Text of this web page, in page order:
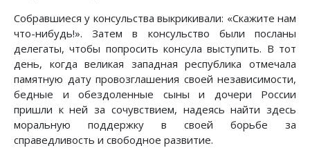
Собравшиеся у консульства выкрикивали: «Скажите нам
что-нибудь!». Затем в консульство были посланы
делегаты, чтобы попросить консула выступить. В тот
день, когда великая западная республика отмечала
памятную дату провозглашения своей независимости,
бедные и обездоленные сыны и дочери России
пришли к ней за сочувствием, надеясь найти здесь
моральную поддержку в своей борьбе за
справедливость и свободное развитие.